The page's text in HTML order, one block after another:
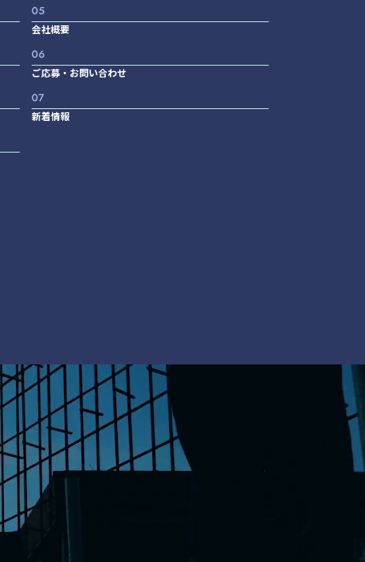
会社概要
ご応募・お問い合わせ
新着情報